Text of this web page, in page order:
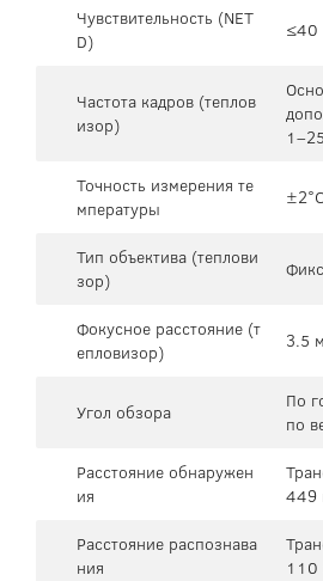
Чувствительность (NET
D)
≤40
Частота кадров (теплов
изор)
Точность измерения те
мпературы
Тип объектива (теплови
зор)
Фокусное расстояние (т
епловизор)
3.5
Угол обзора
По
по
Расстояние обнаружен
ия
449
Расстояние распознава
ния
110